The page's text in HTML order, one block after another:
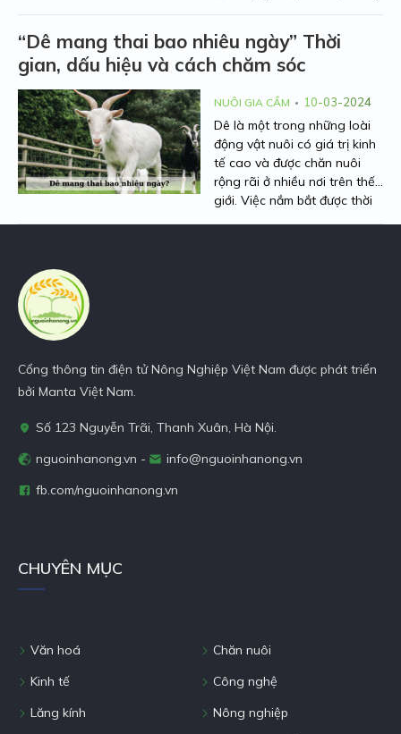
chí dẫn đến tử vong. Vì vậy,
việc hiểu rõ về các bệnh
cách phòng tránh cũng như
điều trị chúng là rất quan
trọng đối với người nuôi
ngan. Trong bài viết này,
chúng ta sẽ tìm hiểu về các
bệnh thường gặp ở ngan con
“Dê mang thai bao nhiêu ngày” Thời
gian, dấu hiệu và cách chăm sóc
NUÔI GIA CẦM 10-03-2024
Dê là một trong những loài
động vật nuôi có giá trị kinh
tế cao và được chăn nuôi
rộng rãi ở nhiều nơi trên thế
giới. Việc nắm bắt được thời
thời gian mang thai của dê,
thai.
Cổng thông tin điện tử Nông Nghiệp Việt Nam được phát triển
bởi Manta Việt Nam.
Số 123 Nguyễn Trãi, Thanh Xuân, Hà Nội.
nguoinhanong.vn -
info@nguoinhanong.vn
fb.com/nguoinhanong.vn
CHUYÊN MỤC
Văn hoá
Chăn nuôi
Kinh tế
Công nghệ
Lăng kính
Nông nghiệp